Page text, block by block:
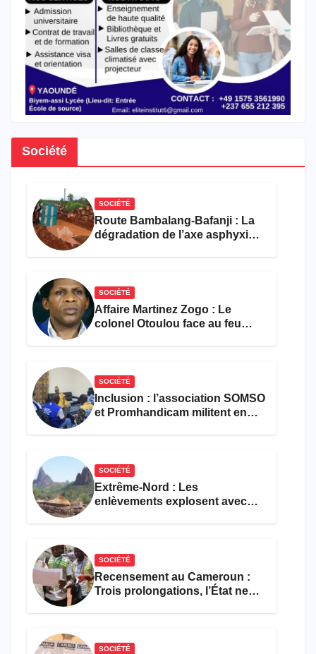
Société
SOCIÉTÉ
Route Bambalang-Bafanji : La
dégradation de l’axe asphyxie
SOCIÉTÉ
Affaire Martinez Zogo : Le
colonel Otoulou face au feu
SOCIÉTÉ
Inclusion : l’association SOMSO
et Promhandicam militent en
SOCIÉTÉ
Extrême-Nord : Les
enlèvements explosent avec
SOCIÉTÉ
Recensement au Cameroun :
Trois prolongations, l’État ne
SOCIÉTÉ